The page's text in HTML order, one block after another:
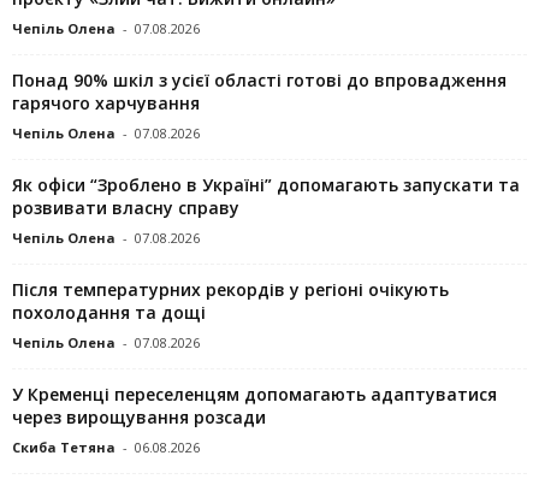
Чепіль Олена - 07.08.2026
Понад 90% шкіл з усієї області готові до впровадження
гарячого харчування
Чепіль Олена - 07.08.2026
Як офіси “Зроблено в Україні” допомагають запускaти та
розвивати власну справу
Чепіль Олена - 07.08.2026
Після температурних рекордів у регіоні очікують
похолодання та дощі
Чепіль Олена - 07.08.2026
У Кременці переселенцям допомагають адаптуватися
через вирощування розсади
Скиба Тетяна - 06.08.2026